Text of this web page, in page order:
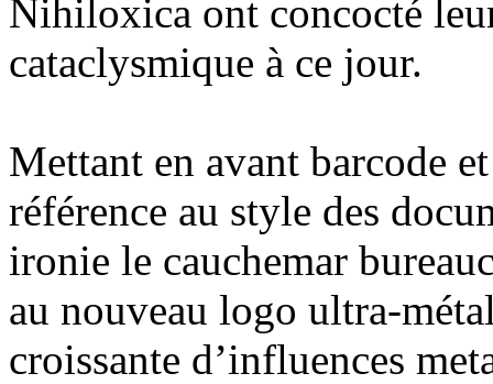
Nihiloxica ont concocté
cataclysmique à ce jour.
Mettant en avant barcode
référence au style des
ironie le cauchemar
au nouveau logo ultra-
croissante d’influences